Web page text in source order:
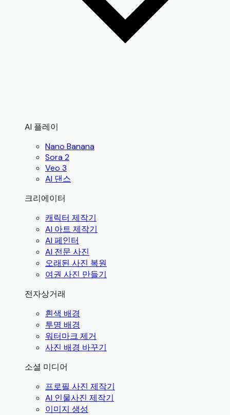
AI 플레이
Nano Banana
Sora 2
Veo 3
AI 댄스
크리에이터
캐릭터 제작기
AI 아트 제작기
AI 페인터
AI 전문 사진
오래된 사진 복원
여권 사진 만들기
전자상거래
흰색 배경
투명 배경
워터마크 제거
사진 배경 바꾸기
소셜 미디어
프로필 사진 제작기
AI 인물사진 제작기
이미지 생성